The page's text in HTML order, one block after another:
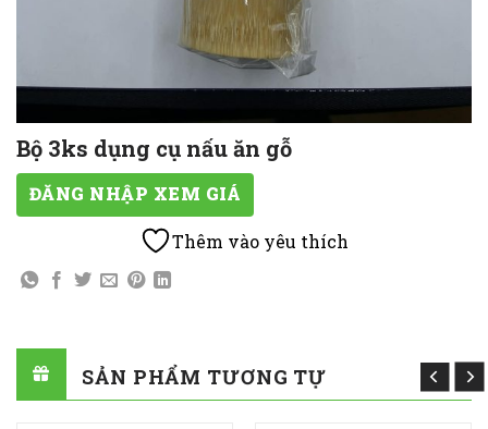
Bộ 3ks dụng cụ nấu ăn gỗ
ĐĂNG NHẬP XEM GIÁ
Thêm vào yêu thích
SẢN PHẨM TƯƠNG TỰ